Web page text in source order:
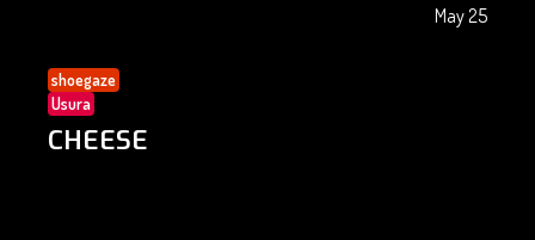
May 25
shoegaze
Usura
CHEESE